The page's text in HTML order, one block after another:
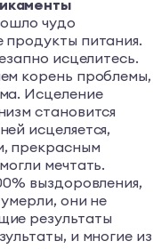
чудо
питания.
исцелитесь.
корень проблемы,
Исцеление
становится
исцеляется,
прекрасным
мечтать.
выздоровления,
они не
результаты
и многие из